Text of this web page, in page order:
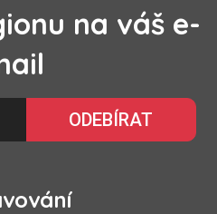
na váš e-
ODEBÍRAT